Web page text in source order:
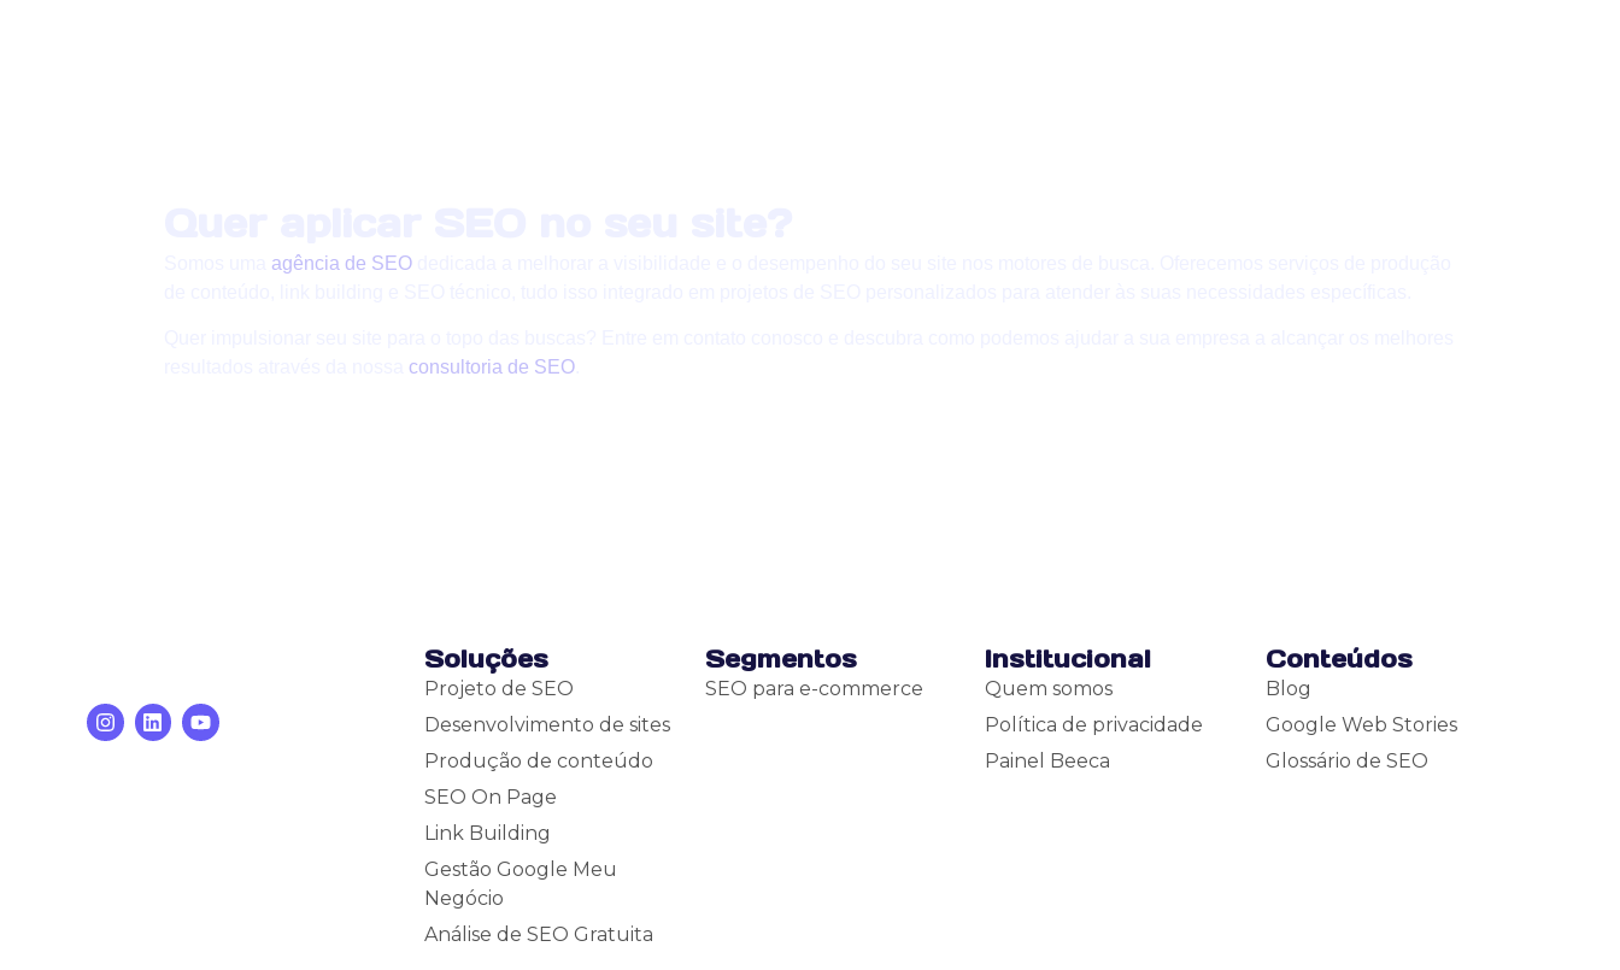
agência de SEO
consultoria de SEO
Soluções
Projeto de SEO
Desenvolvimento de sites
Produção de conteúdo
SEO On Page
Link Building
Gestão Google Meu
Negócio
Análise de SEO Gratuita
Segmentos
SEO para e-commerce
Institucional
Quem somos
Política de privacidade
Painel Beeca
Conteúdos
Blog
Google Web Stories
Glossário de SEO